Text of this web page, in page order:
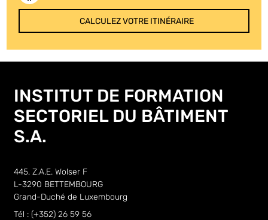
CALCULEZ VOTRE ITINÉRAIRE
INSTITUT DE FORMATION
SECTORIEL DU BÂTIMENT
S.A.
445, Z.A.E. Wolser F
L-3290 BETTEMBOURG
Grand-Duché de Luxembourg
Tél : (+352) 26 59 56